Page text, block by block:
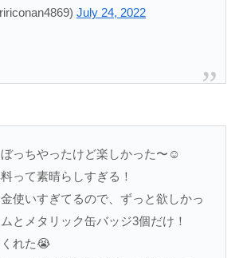
July 24, 2022
っちやったけど楽しかった〜☺️
って素晴らしすぎる！
使いすぎてるので、ずっと欲しかっ
とメタリック缶バッジ3個だけ！
れた😭